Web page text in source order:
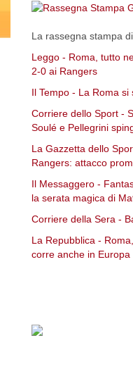
La rassegna stampa
Leggo - Roma, tutto
2-0 ai Rangers
Il Tempo - La Roma si
Corriere dello Sport -
Soulé e Pellegrini
La Gazzetta dello
Rangers: attacco
Il Messaggero -
la serata magica di
Corriere della Sera -
La Repubblica -
corre anche in Europa